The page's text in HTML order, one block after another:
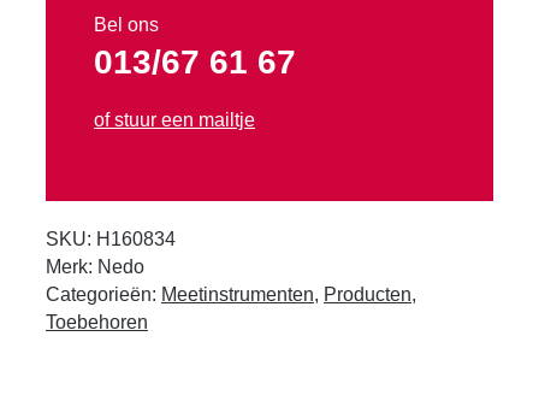
Tweedehands
Bel ons
013/67 61 67
of stuur een mailtje
SKU: H160834
Merk: Nedo
Categorieën: Meetinstrumenten, Producten,
Toebehoren